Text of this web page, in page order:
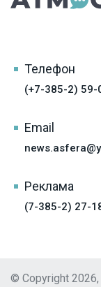
Телефон
(+7-385-2) 59-
Email
Реклама
(7-385-2) 27-
© Copyright